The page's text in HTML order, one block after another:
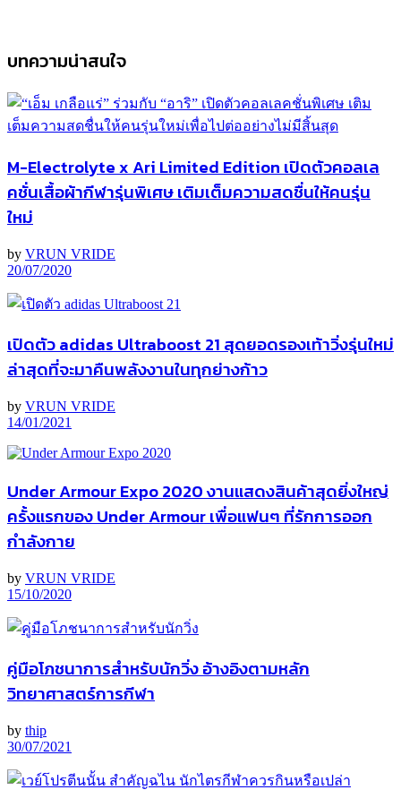
บทความน่าสนใจ
M-Electrolyte x Ari Limited Edition เปิดตัวคอลเล
คชั่นเสื้อผ้ากีฬารุ่นพิเศษ เติมเต็มความสดชื่นให้คนรุ่น
ใหม่
by VRUN VRIDE
20/07/2020
เปิดตัว adidas Ultraboost 21 สุดยอดรองเท้าวิ่งรุ่นใหม่
ล่าสุดที่จะมาคืนพลังงานในทุกย่างก้าว
by VRUN VRIDE
14/01/2021
Under Armour Expo 2020 งานแสดงสินค้าสุดยิ่งใหญ่
ครั้งแรกของ Under Armour เพื่อแฟนๆ ที่รักการออก
กำลังกาย
by VRUN VRIDE
15/10/2020
คู่มือโภชนาการสำหรับนักวิ่ง อ้างอิงตามหลัก
วิทยาศาสตร์การกีฬา
by thip
30/07/2021